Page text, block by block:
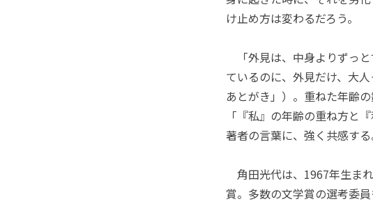
け止め方は変わるだろう。
「外見は、中身よりずっ
ているのに、外見だけ、大
あとがき」）。重ねた年齢
「『私』の年齢の重ね方と
著者の言葉に、強く共感する
角田光代は、1967年生ま
賞。多数の文学賞の選考委員